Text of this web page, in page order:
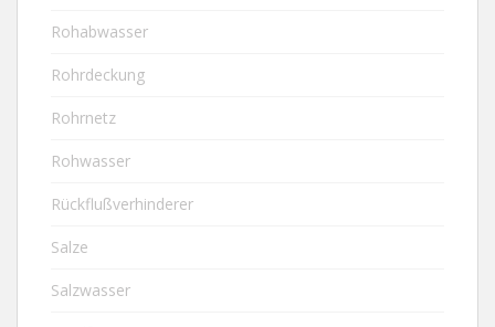
Rohabwasser
Rohrdeckung
Rohrnetz
Rohwasser
Rückflußverhinderer
Salze
Salzwasser